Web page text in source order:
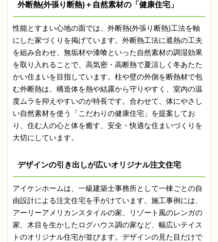
外断熱(外張り断熱)＋自然素材の「健康住宅」
性能とすまい心地の面では、外断熱(外張り断熱)工法を軸
にした家づくりを掲げています。外断熱工法に遮熱の工夫
を組み合わせ、無垢材や漆喰といった自然素材の調湿効果
を取り入れることで、高気密・高断熱で夏涼しく冬あたた
かい住まいを目指しています。柱や壁の外側を断熱材で包
む外断熱は、構造体を熱や結露から守りやすく、室内の温
度ムラを抑えやすいのが特長です。合わせて、体にやさし
い自然素材を使う「こだわりの健康住宅」を提案してお
り、住む人の心と体を癒す、安全・快適な住まいづくりを
大切にしています。
デザインの引き出しが広いオリジナル注文住宅
アイケンホームは、一級建築士事務所として一棟ごとの自
由設計による注文住宅を手がけています。施工事例には、
アーリーアメリカンスタイルの家、リゾート風のレンガの
家、木目を生かしたログハウス調の家など、幅広いテイス
トのオリジナル住宅が並びます。デザインの見た目だけで